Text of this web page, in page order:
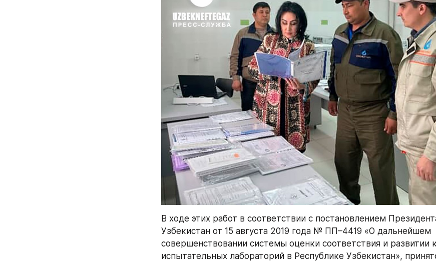
В ходе этих работ в соответствии с постановлением
Узбекистан от 15 августа 2019 года № ПП–4419 «О дальнейшем
совершенствовании системы оценки соответствия и развитии
испытательных лабораторий в Республике Узбекистан»,